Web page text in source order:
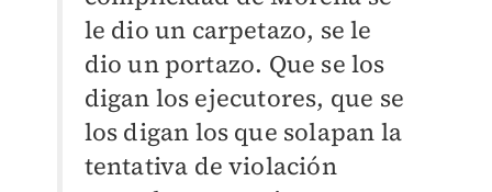
le dio un carpetazo, se le
dio un portazo. Que se los
digan los ejecutores, que se
los digan los que solapan la
tentativa de violación